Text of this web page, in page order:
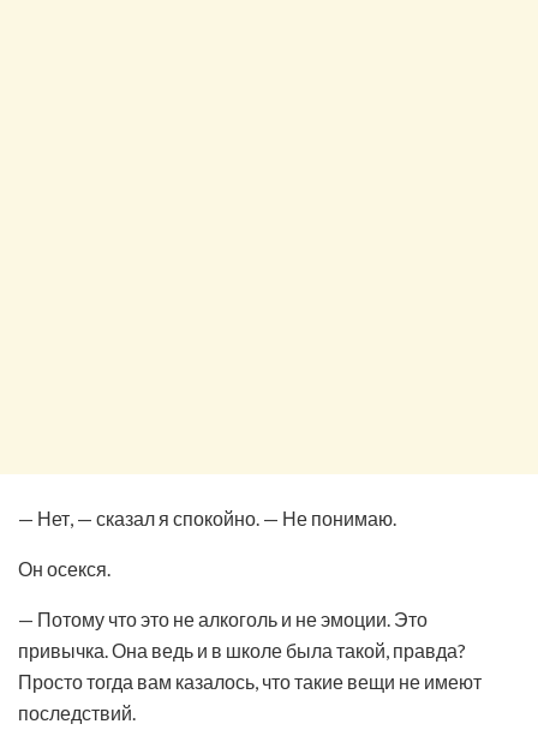
— Нет, — сказал я спокойно. — Не понимаю.
Он осекся.
— Потому что это не алкоголь и не эмоции. Это
привычка. Она ведь и в школе была такой, правда?
Просто тогда вам казалось, что такие вещи не имеют
последствий.